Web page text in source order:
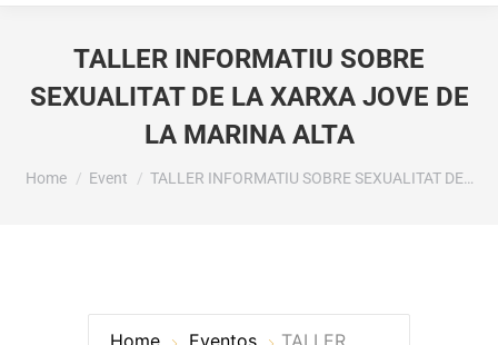
TALLER INFORMATIU SOBRE
SEXUALITAT DE LA XARXA JOVE DE
LA MARINA ALTA
You are here:
Home Event TALLER INFORMATIU SOBRE SEXUALITAT DE…
Home Eventos
TALLER